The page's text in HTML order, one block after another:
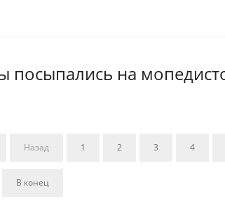
посыпались на
Назад 1 2 3 4
В конец